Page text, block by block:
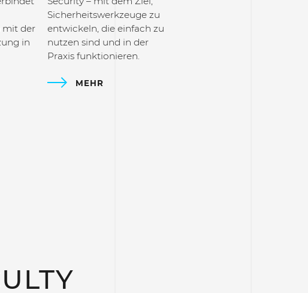
mit der
in
Sicherheitswerkzeuge zu
entwickeln, die einfach zu
nutzen sind und in der
Praxis funktionieren.
MEHR